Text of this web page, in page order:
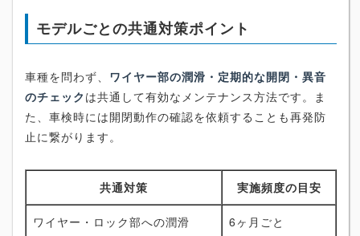
モデルごとの共通対策ポイント
車種を問わず、 ワイヤー部の潤滑・定期的な開閉・異音
のチェック は共通して有効なメンテナンス方法です。ま
た、車検時には開閉動作の確認を依頼することも再発防
止に繋がります。
共通対策 実施頻度の目安
ワイヤー・ロック部への潤滑 6ヶ月ごと